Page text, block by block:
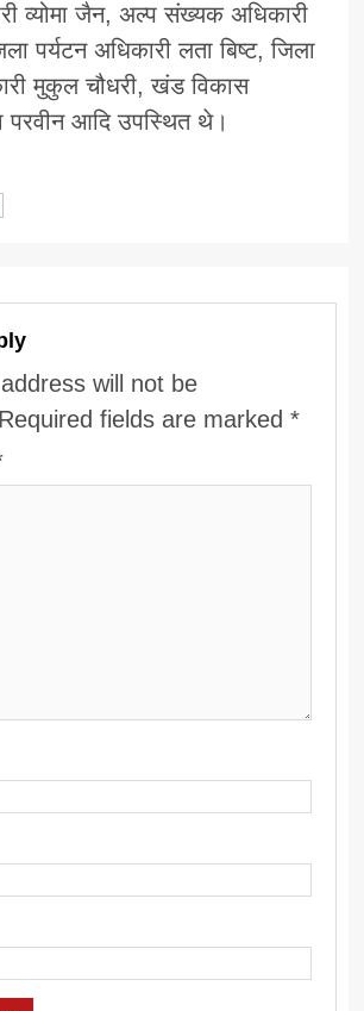
व्योमा जैन, अल्प संख्यक अधिकारी
पर्यटन अधिकारी लता बिष्ट, जिला
मुकुल चौधरी, खंड विकास
परवीन आदि उपस्थित थे।
will not be
Required fields are marked*